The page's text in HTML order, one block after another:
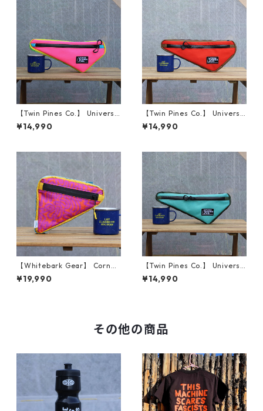
【Twin Pines Co.】 Universa
l Frame Bag (Pink / Yellow)
¥14,990
【Twin Pines Co.】 Universa
l Frame Bag (Orange / Coy
ote)
¥14,990
【Whitebark Gear】 Corner
Frame Bag（Groovy Trails
w/ Yellow）
¥19,990
【Twin Pines Co.】 Universa
l Frame Bag (Aqua / Olive)
¥14,990
その他の商品